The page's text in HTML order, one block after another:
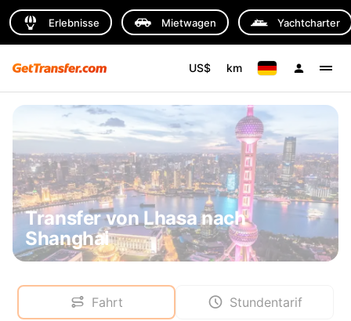
Erlebnisse Mietwagen Yachtcharter
US$ km
Transfer von Lhasa nach
Shanghai
Fahrt Stundentarif